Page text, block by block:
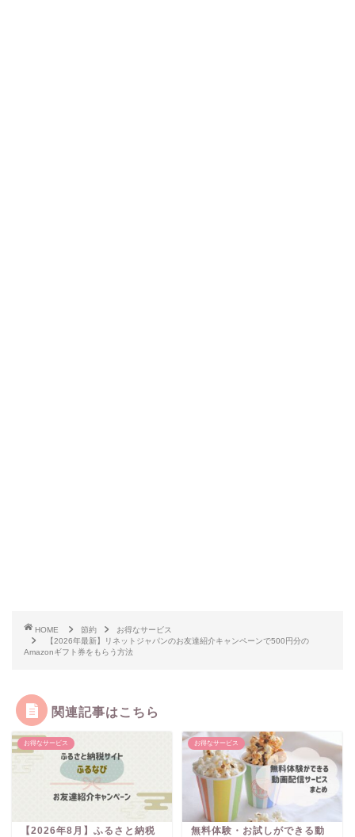
HOME 節約
お得なサービス
【2026年最新】リネットジャパンのお友達紹介キャンペーンで500円分の
Amazonギフト券をもらう方法
関連記事はこちら
お得なサービス
【2026年8月】ふるさと納税
お得なサービス
無料体験・お試しができる動